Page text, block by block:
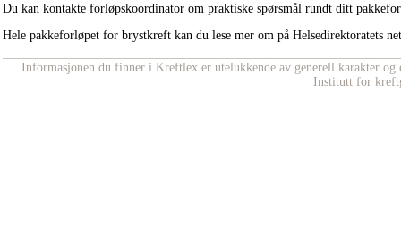
Du kan kontakte forløpskoordinator om praktiske spørsmål rundt ditt
Hele pakkeforløpet for brystkreft kan du lese mer om på Helsedirektoratets
Informasjonen du finner i Kreftlex er utelukkende av generell karakter og
Institutt for